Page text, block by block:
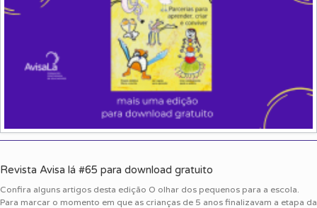
Revista Avisa lá #65 para download gratuito
Confira alguns artigos desta edição O olhar dos pequenos para a escola.
Para marcar o momento em que as crianças de 5 anos finalizavam a etapa da